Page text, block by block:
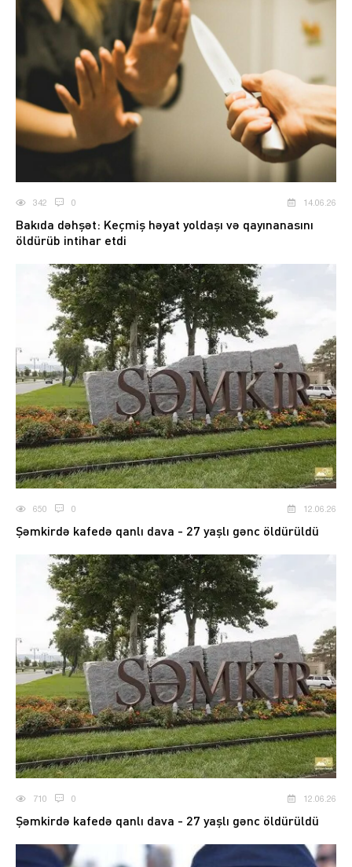
342 0 14.06.26
Bakıda dəhşət: Keçmiş həyat yoldaşı və qayınanasını
öldürüb intihar etdi
650 0 12.06.26
Şəmkirdə kafedə qanlı dava - 27 yaşlı gənc öldürüldü
710 0 12.06.26
Şəmkirdə kafedə qanlı dava - 27 yaşlı gənc öldürüldü